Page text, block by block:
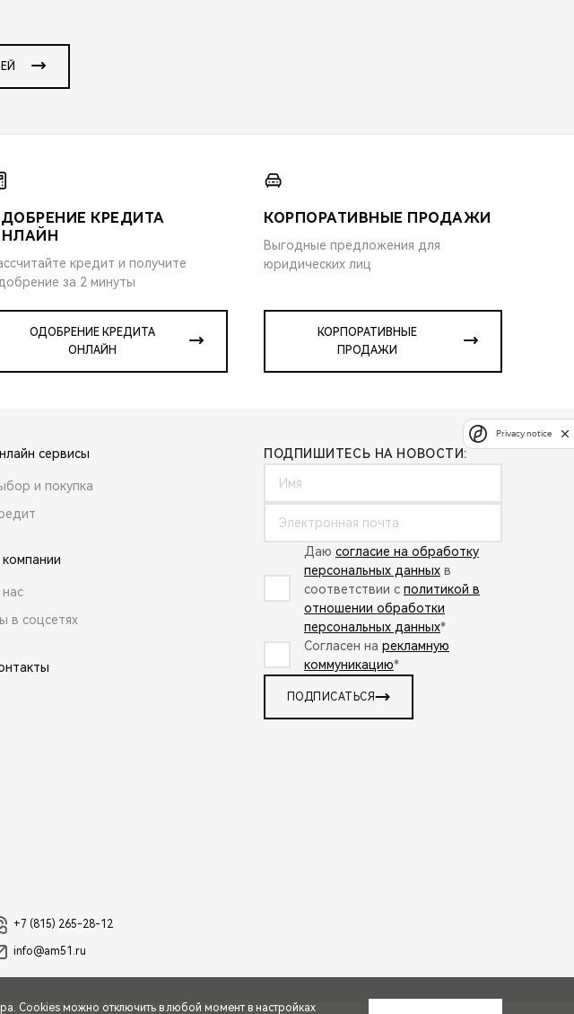
КРЕДИТА
кредит и получите
за 2 минуты
ОДОБРЕНИЕ КРЕДИТА
ОНЛАЙН
КОРПОРАТИВНЫЕ ПРОДАЖИ
Выгодные предложения для
юридических лиц
КОРПОРАТИВНЫЕ
ПРОДАЖИ
сервисы
и покупка
в соцсетях
ПОДПИШИТЕСЬ НА НОВОСТИ:
Даю согласие на обработку
персональных данных в
соответствии с политикой в
отношении обработки
персональных данных*
Согласен на рекламную
коммуникацию*
ПОДПИСАТЬСЯ
+7 (815) 265-28-12
info@am51.ru
Cookies можно отключить в любой момент в настройках
Privacy notice